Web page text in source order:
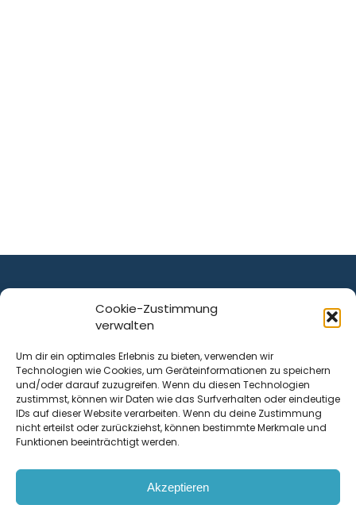
Cookie-Zustimmung
verwalten
Um dir ein optimales Erlebnis zu bieten, verwenden wir
Technologien wie Cookies, um Geräteinformationen zu speichern
und/oder darauf zuzugreifen. Wenn du diesen Technologien
zustimmst, können wir Daten wie das Surfverhalten oder eindeutige
IDs auf dieser Website verarbeiten. Wenn du deine Zustimmung
nicht erteilst oder zurückziehst, können bestimmte Merkmale und
Funktionen beeinträchtigt werden.
Akzeptieren
ist ein Service von
Krenn Real GmbH
Tischlerstraße 12
4050Traun| Österreich
Kontakt